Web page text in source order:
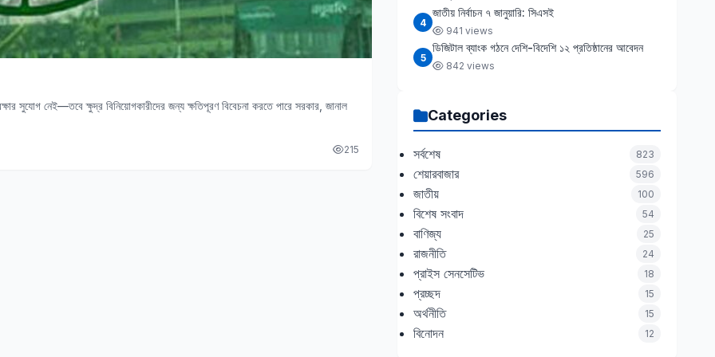
সুযোগ নেই—তবে ক্ষুদ্র বিনিয়োগকারীদের জন্য ক্ষতিপূরণ বিবেচনা করতে পারে সরকার, জানাল
215
4
জাতীয় নির্বাচন ৭ জানুয়ারি: সিএসই
941 views
5
ডিজিটাল ব্যাংক গঠনে দেশি-বিদেশি ১২ প্রতিষ্ঠানের আবেদন
842 views
Categories
সর্বশেষ 823
শেয়ারবাজার 596
জাতীয় 100
বিশেষ সংবাদ 54
বাণিজ্য 25
রাজনীতি 24
প্রাইস সেনসেটিভ 18
প্রচ্ছদ 15
অর্থনীতি 15
বিনোদন 12